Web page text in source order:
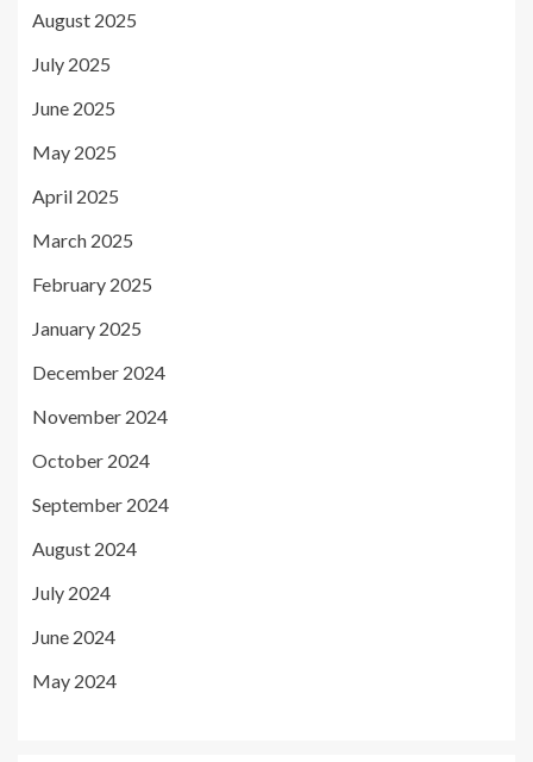
August 2025
July 2025
June 2025
May 2025
April 2025
March 2025
February 2025
January 2025
December 2024
November 2024
October 2024
September 2024
August 2024
July 2024
June 2024
May 2024